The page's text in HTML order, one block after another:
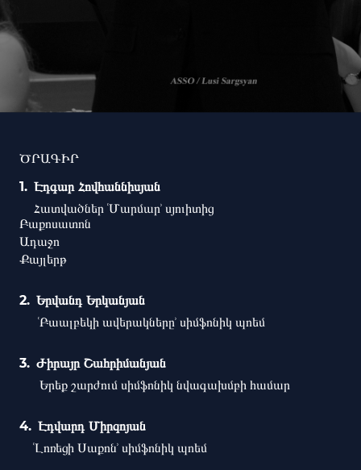
ԾՐԱԳԻՐ
Էդգար Հովհաննիսյան
Հատվածներ ՙՄարմար՚ սյուիտից
Բաքոսատոն
Ադաջո
Քայլերթ
Երվանդ Երկանյան
ՙԲաալբեկի ավերակները՚ սիմֆոնիկ պոեմ
Ժիրայր Շահրիմանյան
Երեք շարժում սիմֆոնիկ նվագախմբի համար
Էդվարդ Միրզոյան
ՙԼոռեցի Սաքոն՚ սիմֆոնիկ պոեմ